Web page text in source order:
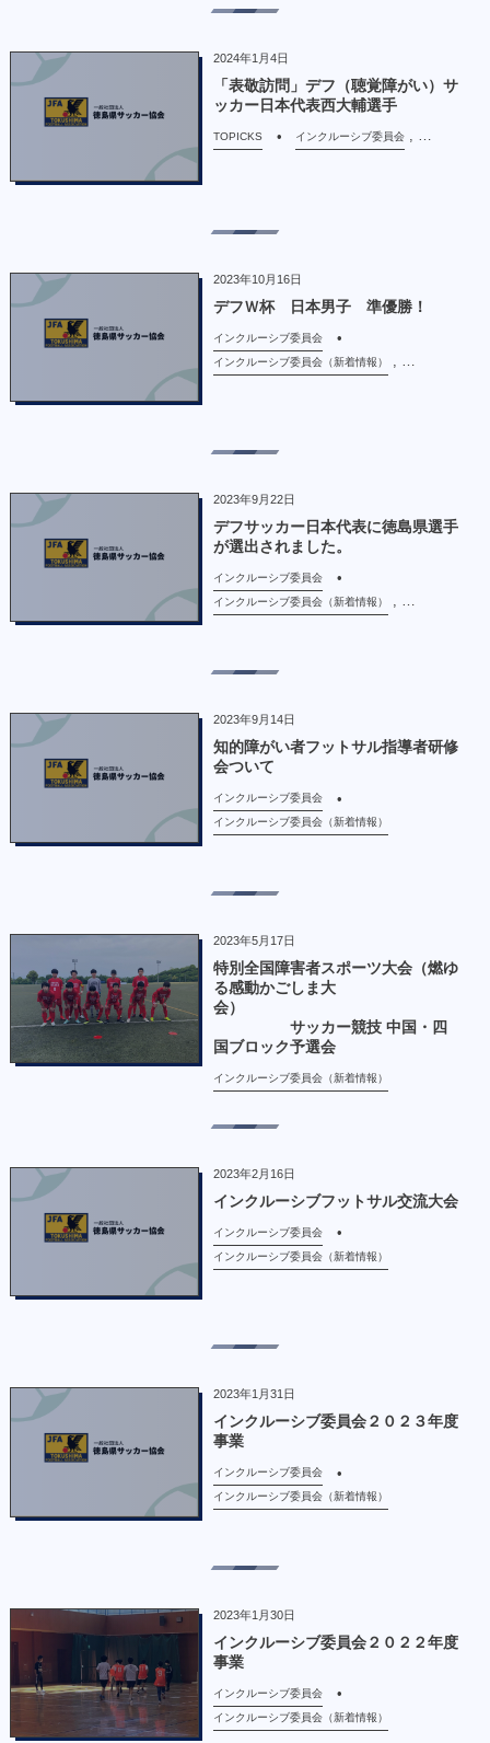
2024年1月4日
「表敬訪問」デフ（聴覚障がい）サ
ッカー日本代表西大輔選手
TOPICKS インクルーシブ委員会 , …
2023年10月16日
デフＷ杯 日本男子 準優勝！
インクルーシブ委員会
インクルーシブ委員会（新着情報）
2023年9月22日
デフサッカー日本代表に徳島県選手
が選出されました。
インクルーシブ委員会
インクルーシブ委員会（新着情報）
2023年9月14日
知的障がい者フットサル指導者研修
会ついて
インクルーシブ委員会
インクルーシブ委員会（新着情報）
2023年5月17日
特別全国障害者スポーツ大会（燃ゆ
る感動かごしま大
会）
サッカー競技 中国・四
国ブロック予選会
インクルーシブ委員会（新着情報）
2023年2月16日
インクルーシブフットサル交流大会
インクルーシブ委員会
インクルーシブ委員会（新着情報）
2023年1月31日
インクルーシブ委員会２０２３年度
事業
インクルーシブ委員会
インクルーシブ委員会（新着情報）
2023年1月30日
インクルーシブ委員会２０２２年度
事業
インクルーシブ委員会
インクルーシブ委員会（新着情報）